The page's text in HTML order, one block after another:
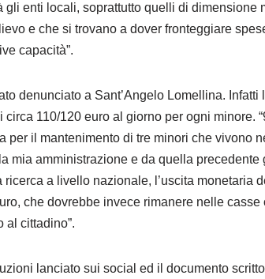
gli enti locali, soprattutto quelli di dimensione
e che si trovano a dover fronteggiare
capacità”.
denunciato a Sant’Angelo Lomellina. Infatti
110/120 euro al giorno per ogni minore.
per il mantenimento di tre minori che vivono
mia amministrazione e da quella precedente
a livello nazionale, l’uscita monetaria
che dovrebbe invece rimanere nelle
al cittadino”.
lanciato sui social ed il documento